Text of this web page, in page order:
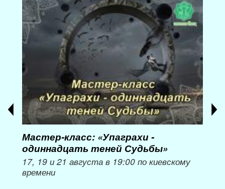
Мастер-класс: «Упаграхи -
одиннадцать теней Судьбы»
17, 19 и 21 августа в 19:00 по киевскому
времени